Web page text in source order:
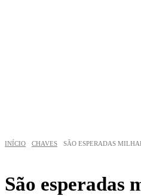
INÍCIO CHAVES SÃO ESPERADAS
São esperadas